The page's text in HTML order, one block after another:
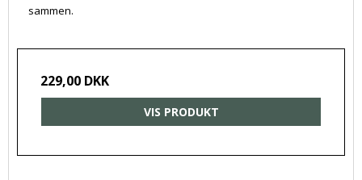
sammen.
229,00 DKK
VIS PRODUKT